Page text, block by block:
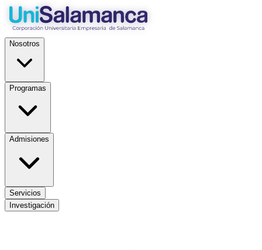
Nosotros
Programas
Admisiones
Servicios
Investigación